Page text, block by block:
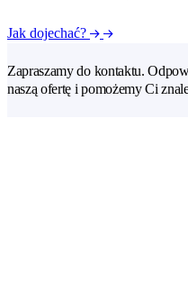
Jak dojechać?
Zapraszamy do kontaktu.
naszą ofertę i pomożemy Ci